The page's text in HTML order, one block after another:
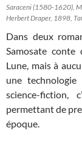
Saraceni (1580-1620),
Herbert Draper, 1898,
Dans deux
Samosate
Lune, mais à
une technologie
science-fiction,
permettant de
époque.